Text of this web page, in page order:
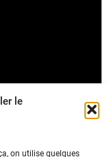
le
on utilise quelques